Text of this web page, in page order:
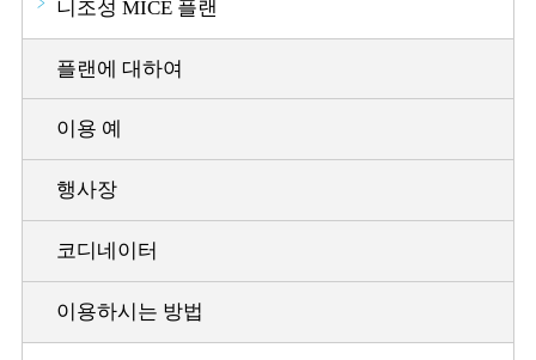
니조성 MICE 플랜
플랜에 대하여
이용 예
행사장
코디네이터
이용하시는 방법